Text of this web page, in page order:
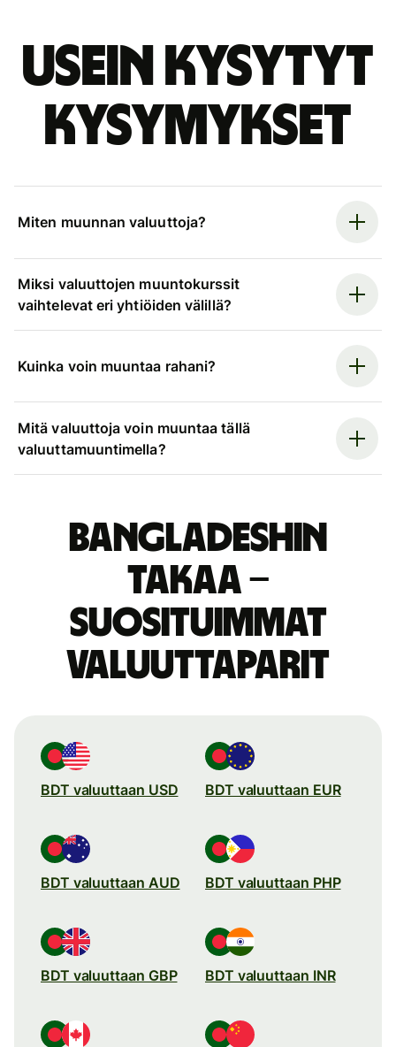
Usein kysytyt
kysymykset
Miten muunnan valuuttoja?
Miksi valuuttojen muuntokurssit
vaihtelevat eri yhtiöiden välillä?
Kuinka voin muuntaa rahani?
Mitä valuuttoja voin muuntaa tällä
valuuttamuuntimella?
Bangladeshin
takaa –
suosituimmat
valuuttaparit
BDT valuuttaan USD BDT valuuttaan EUR
BDT valuuttaan AUD BDT valuuttaan PHP
BDT valuuttaan GBP BDT valuuttaan INR